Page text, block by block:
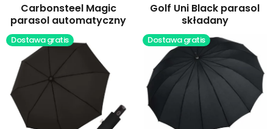
p
r
d
u
k
a
e
p
Carbonsteel Magic
parasol automatyczny
Dostawa gratis
Golf Uni Black parasol
składany
Dostawa gratis